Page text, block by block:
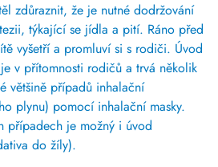
zdůraznit, že je nutné dodržování
týkající se jídla a pití. Ráno před
vyšetří a promluví si s rodiči. Úvod
v přítomnosti rodičů a trvá několik
většině případů inhalační
plynu) pomocí inhalační masky.
případech je možný i úvod
do žíly).